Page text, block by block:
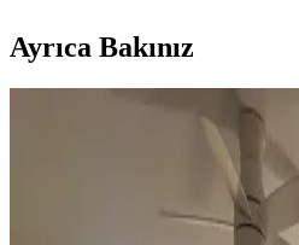
Ayrıca Bakınız
Koltuk ve Aksesuar
Dekorasyonda Görsel
Koltuk ve aksesuar sandalyelerde
yol açabilir. Halı, perde, yastık ve
dengelenerek mekanın estetik